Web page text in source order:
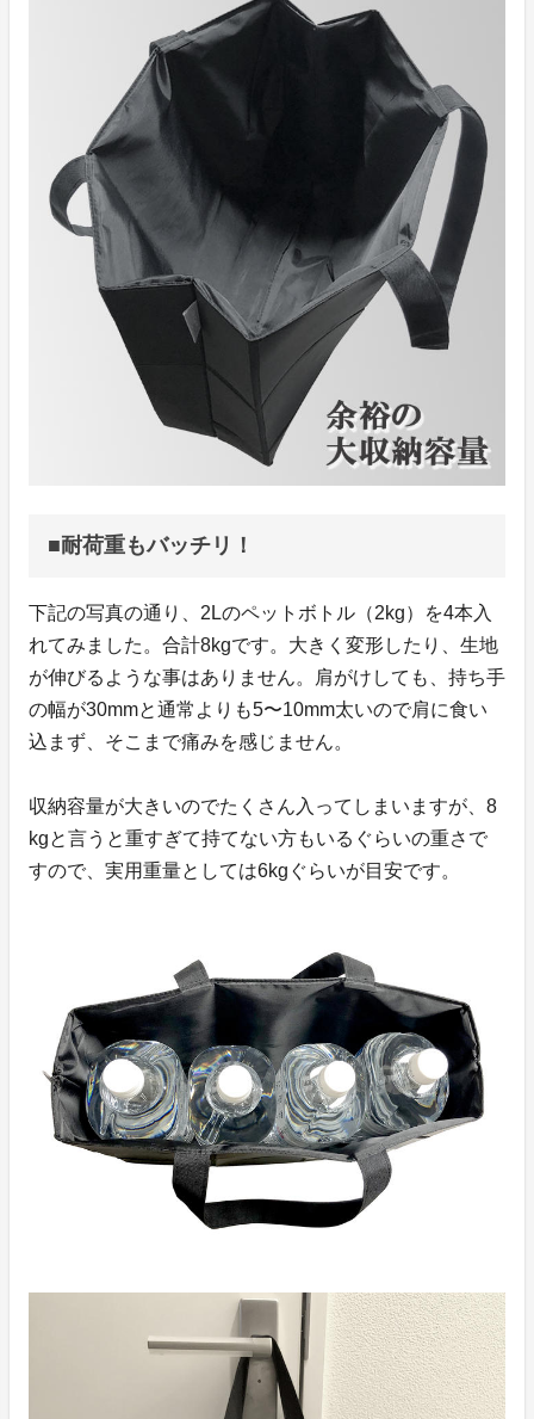
■耐荷重もバッチリ！
下記の写真の通り、2Lのペットボトル（2kg）を4本入
れてみました。合計8kgです。大きく変形したり、生地
が伸びるような事はありません。肩がけしても、持ち手
の幅が30mmと通常よりも5〜10mm太いので肩に食い
込まず、そこまで痛みを感じません。
収納容量が大きいのでたくさん入ってしまいますが、8
kgと言うと重すぎて持てない方もいるぐらいの重さで
すので、実用重量としては6kgぐらいが目安です。